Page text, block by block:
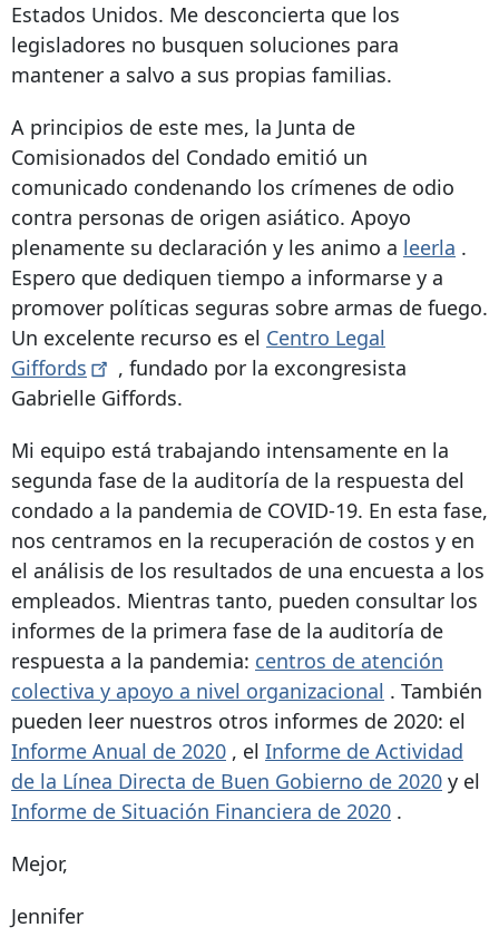
Estados Unidos. Me desconcierta que los
legisladores no busquen soluciones para
mantener a salvo a sus propias familias.
A principios de este mes, la Junta de
Comisionados del Condado emitió un
comunicado condenando los crímenes de odio
contra personas de origen asiático. Apoyo
plenamente su declaración y les animo a leerla .
Espero que dediquen tiempo a informarse y a
promover políticas seguras sobre armas de fuego.
Un excelente recurso es el Centro Legal
Giffords
, fundado por la excongresista
Gabrielle Giffords.
Mi equipo está trabajando intensamente en la
segunda fase de la auditoría de la respuesta del
condado a la pandemia de COVID-19. En esta fase,
nos centramos en la recuperación de costos y en
el análisis de los resultados de una encuesta a los
empleados. Mientras tanto, pueden consultar los
informes de la primera fase de la auditoría de
respuesta a la pandemia: centros de atención
colectiva y apoyo a nivel organizacional . También
pueden leer nuestros otros informes de 2020: el
Informe Anual de 2020 , el Informe de Actividad
de la Línea Directa de Buen Gobierno de 2020 y el
Informe de Situación Financiera de 2020 .
Mejor,
Jennifer